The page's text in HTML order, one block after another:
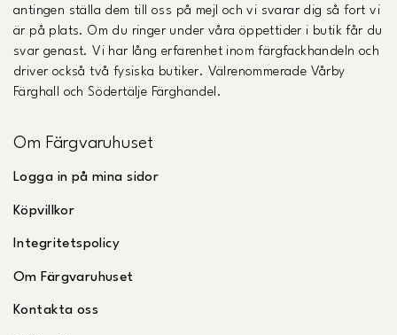
antingen ställa dem till oss på mejl och vi svarar dig så fort vi
är på plats. Om du ringer under våra öppettider i butik får du
svar genast. Vi har lång erfarenhet inom färgfackhandeln och
driver också två fysiska butiker. Välrenommerade Vårby
Färghall och Södertälje Färghandel.
Om Färgvaruhuset
Logga in på mina sidor
Köpvillkor
Integritetspolicy
Om Färgvaruhuset
Kontakta oss